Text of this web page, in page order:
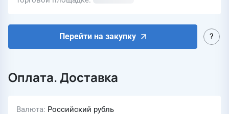
Перейти на закупку
Оплата. Доставка
Валюта Российский рубль